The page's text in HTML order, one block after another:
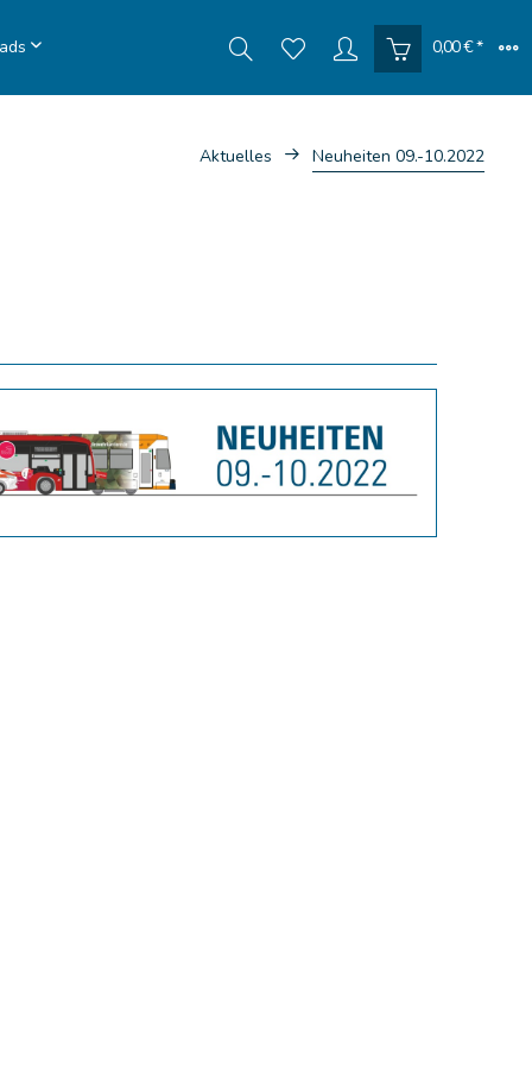
0,00 € *
Aktuelles Neuheiten 09.-10.2022